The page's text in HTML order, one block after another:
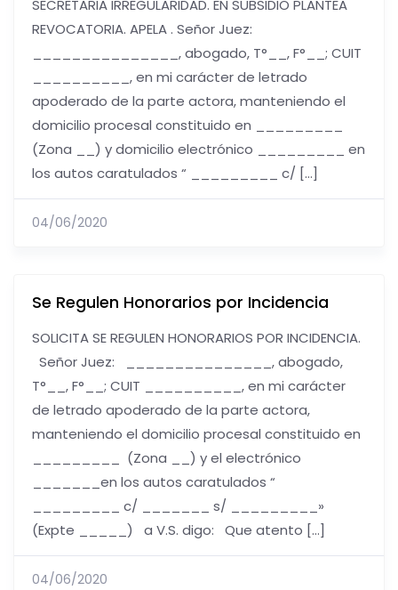
SECRETARIA IRREGULARIDAD. EN SUBSIDIO PLANTEA
REVOCATORIA. APELA . Señor Juez:
_______________, abogado, T°__, F°__; CUIT
__________, en mi carácter de letrado
apoderado de la parte actora, manteniendo el
domicilio procesal constituido en _________
(Zona __) y domicilio electrónico _________ en
los autos caratulados “ _________ c/ […]
04/06/2020
Se Regulen Honorarios por Incidencia
SOLICITA SE REGULEN HONORARIOS POR INCIDENCIA.
Señor Juez: _______________, abogado,
T°__, F°__; CUIT __________, en mi carácter
de letrado apoderado de la parte actora,
manteniendo el domicilio procesal constituido en
_________ (Zona __) y el electrónico
_______en los autos caratulados “
_________ c/ _______ s/ _________»
(Expte _____) a V.S. digo: Que atento […]
04/06/2020